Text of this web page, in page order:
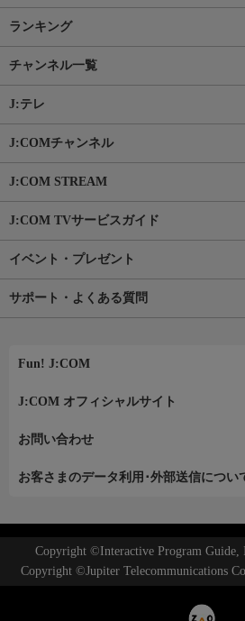
ランキング
チャンネル一覧
J:テレ
J:COMチャンネル
J:COM STREAM
J:COM TVサービスガイド
イベント・プレゼント
サポート・よくある質問
Fun! J:COM
J:COM オフィシャルサイト
お問い合わせ
お客さまのデータ利用･外部送信につい
Copyright ©Interactive Program Guide,
Copyright ©Jupiter Telecommunications